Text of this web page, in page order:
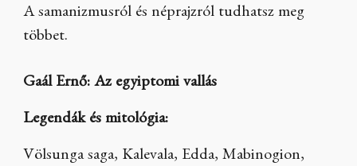
A samanizmusról és néprajzról tudhatsz meg
többet.
Gaál Ernő: Az egyiptomi vallás
Legendák és mitológia:
Völsunga saga, Kalevala, Edda, Mabinogion,